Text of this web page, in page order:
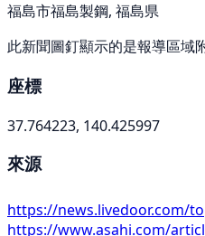
福島市福島製鋼, 福島県
此新聞圖釘顯示的是報導區域
座標
37.764223, 140.425997
來源
https://news.livedoor.com/
https://www.asahi.com/